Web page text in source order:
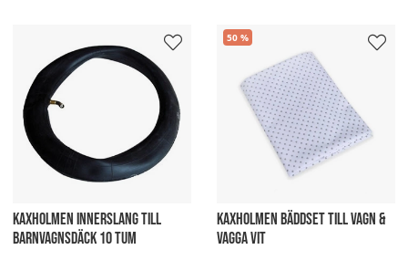
KAXHOLMEN INNERSLANG TILL
BARNVAGNSDÄCK 10 TUM
50
KAXHOLMEN BÄDDSET TILL VAGN &
VAGGA VIT